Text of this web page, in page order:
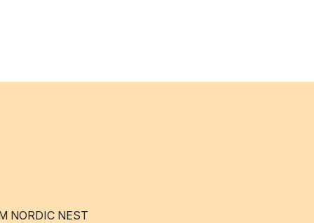
NORDIC NEST